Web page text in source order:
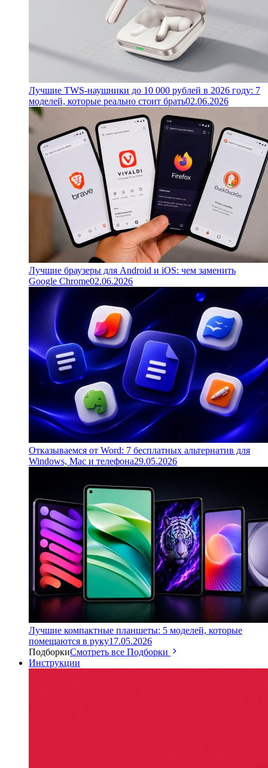
Лучшие TWS-наушники до 10 000 рублей в 2026 году: 7
моделей, которые реально стоит брать02.06.2026
Лучшие браузеры для Android и iOS: чем заменить
Google Chrome02.06.2026
Отказываемся от Word: 7 бесплатных альтернатив для
Windows, Mac и телефона29.05.2026
Лучшие компактные планшеты: 5 моделей, которые
помещаются в руку17.05.2026
ПодборкиСмотреть все Подборки
Инструкции